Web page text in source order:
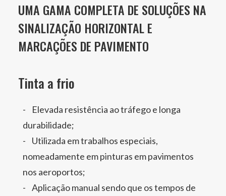
UMA GAMA COMPLETA DE SOLUÇÕES NA
SINALIZAÇÃO HORIZONTAL E
MARCAÇÕES DE PAVIMENTO
Tinta a frio
Elevada resistência ao tráfego e longa
durabilidade;
Utilizada em trabalhos especiais,
nomeadamente em pinturas em pavimentos
nos aeroportos;
Aplicação manual sendo que os tempos de